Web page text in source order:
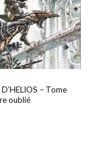
D’HELIOS – Tome
oublié